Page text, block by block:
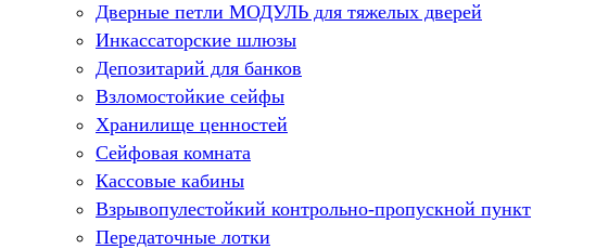
Дверные петли МОДУЛЬ для тяжелых дверей
Инкассаторские шлюзы
Депозитарий для банков
Взломостойкие сейфы
Хранилище ценностей
Сейфовая комната
Кассовые кабины
Взрывопулестойкий контрольно-пропускной пункт
Передаточные лотки